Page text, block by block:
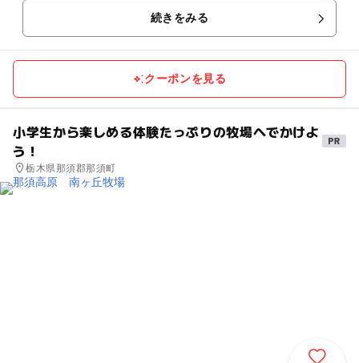
続きをみる
クーポンを見る
小学生から楽しめる体験たっぷりの牧場へでかけよ
う！
栃木県那須郡那須町